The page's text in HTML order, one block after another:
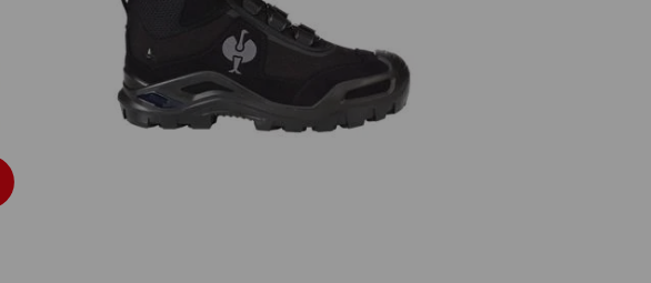
S3 Veiligheidsschoenen e.s. Kastra II
mid